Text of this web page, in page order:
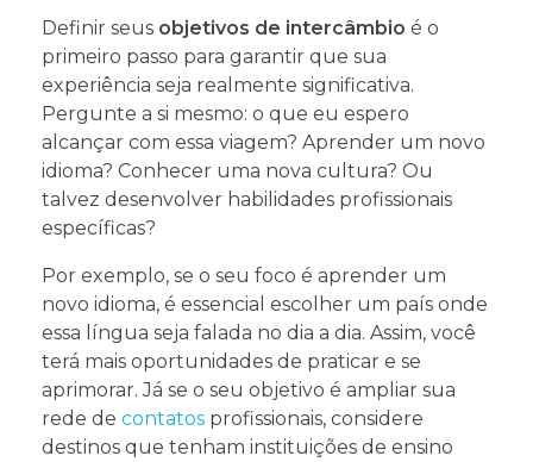
Definir seus objetivos de intercâmbio é o
primeiro passo para garantir que sua
experiência seja realmente significativa.
Pergunte a si mesmo: o que eu espero
alcançar com essa viagem? Aprender um novo
idioma? Conhecer uma nova cultura? Ou
talvez desenvolver habilidades profissionais
específicas?
Por exemplo, se o seu foco é aprender um
novo idioma, é essencial escolher um país onde
essa língua seja falada no dia a dia. Assim, você
terá mais oportunidades de praticar e se
aprimorar. Já se o seu objetivo é ampliar sua
rede de contatos profissionais, considere
destinos que tenham instituições de ensino